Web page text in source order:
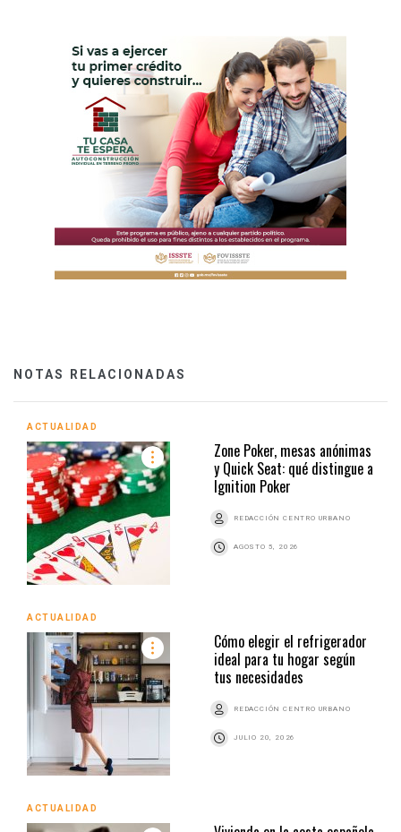
NOTAS RELACIONADAS
ACTUALIDAD
Zone Poker, mesas anónimas
y Quick Seat: qué distingue a
Ignition Poker
REDACCIÓN CENTRO URBANO
AGOSTO 5, 2026
ACTUALIDAD
Cómo elegir el refrigerador
ideal para tu hogar según
tus necesidades
REDACCIÓN CENTRO URBANO
JULIO 20, 2026
ACTUALIDAD